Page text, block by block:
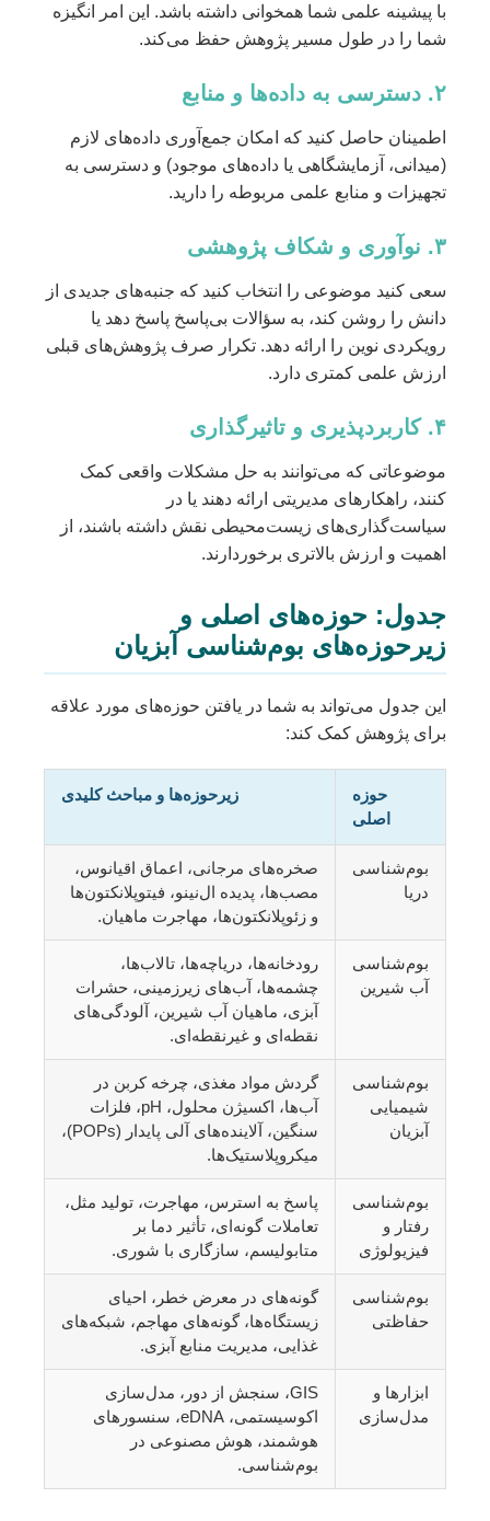
با پیشینه علمی شما همخوانی داشته باشد. این امر انگیزه
شما را در طول مسیر پژوهش حفظ می‌کند.
۲. دسترسی به داده‌ها و منابع
اطمینان حاصل کنید که امکان جمع‌آوری داده‌های لازم
(میدانی، آزمایشگاهی یا داده‌های موجود) و دسترسی به
تجهیزات و منابع علمی مربوطه را دارید.
۳. نوآوری و شکاف پژوهشی
سعی کنید موضوعی را انتخاب کنید که جنبه‌های جدیدی از
دانش را روشن کند، به سؤالات بی‌پاسخ پاسخ دهد یا
رویکردی نوین را ارائه دهد. تکرار صرف پژوهش‌های قبلی
ارزش علمی کمتری دارد.
۴. کاربردپذیری و تاثیرگذاری
موضوعاتی که می‌توانند به حل مشکلات واقعی کمک
کنند، راهکارهای مدیریتی ارائه دهند یا در
سیاست‌گذاری‌های زیست‌محیطی نقش داشته باشند، از
اهمیت و ارزش بالاتری برخوردارند.
جدول: حوزه‌های اصلی و
زیرحوزه‌های بوم‌شناسی آبزیان
این جدول می‌تواند به شما در یافتن حوزه‌های مورد علاقه
برای پژوهش کمک کند:
حوزه
اصلی
زیرحوزه‌ها و مباحث کلیدی
بوم‌شناسی
دریا
صخره‌های مرجانی، اعماق اقیانوس،
مصب‌ها، پدیده ال‌نینو، فیتوپلانکتون‌ها
و زئوپلانکتون‌ها، مهاجرت ماهیان.
بوم‌شناسی
آب شیرین
رودخانه‌ها، دریاچه‌ها، تالاب‌ها،
چشمه‌ها، آب‌های زیرزمینی، حشرات
آبزی، ماهیان آب شیرین، آلودگی‌های
نقطه‌ای و غیرنقطه‌ای.
بوم‌شناسی
شیمیایی
آبزیان
گردش مواد مغذی، چرخه کربن در
آب‌ها، اکسیژن محلول، pH، فلزات
سنگین، آلاینده‌های آلی پایدار (POPs)،
میکروپلاستیک‌ها.
بوم‌شناسی
رفتار و
فیزیولوژی
پاسخ به استرس، مهاجرت، تولید مثل،
تعاملات گونه‌ای، تأثیر دما بر
متابولیسم، سازگاری با شوری.
بوم‌شناسی
حفاظتی
گونه‌های در معرض خطر، احیای
زیستگاه‌ها، گونه‌های مهاجم، شبکه‌های
غذایی، مدیریت منابع آبزی.
ابزارها و
مدل‌سازی
GIS، سنجش از دور، مدل‌سازی
اکوسیستمی، eDNA، سنسورهای
هوشمند، هوش مصنوعی در
بوم‌شناسی.